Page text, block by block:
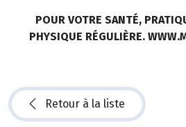
POUR VOTRE SANTÉ,
PHYSIQUE RÉGULIÈRE.
Retour à la liste